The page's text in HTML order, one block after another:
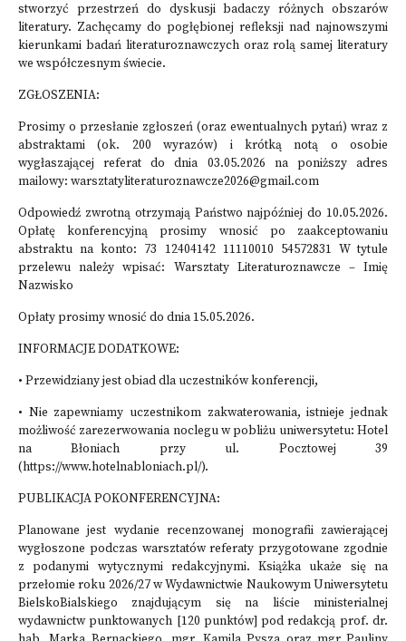
stworzyć przestrzeń do dyskusji badaczy różnych obszarów
literatury. Zachęcamy do pogłębionej refleksji nad najnowszymi
kierunkami badań literaturoznawczych oraz rolą samej literatury
we współczesnym świecie.
ZGŁOSZENIA:
Prosimy o przesłanie zgłoszeń (oraz ewentualnych pytań) wraz z
abstraktami (ok. 200 wyrazów) i krótką notą o osobie
wygłaszającej referat do dnia 03.05.2026 na poniższy adres
mailowy: warsztatyliteraturoznawcze2026@gmail.com
Odpowiedź zwrotną otrzymają Państwo najpóźniej do 10.05.2026.
Opłatę konferencyjną prosimy wnosić po zaakceptowaniu
abstraktu na konto: 73 12404142 11110010 54572831 W tytule
przelewu należy wpisać: Warsztaty Literaturoznawcze – Imię
Nazwisko
Opłaty prosimy wnosić do dnia 15.05.2026.
INFORMACJE DODATKOWE:
• Przewidziany jest obiad dla uczestników konferencji,
• Nie zapewniamy uczestnikom zakwaterowania, istnieje jednak
możliwość zarezerwowania noclegu w pobliżu uniwersytetu: Hotel
na Błoniach przy ul. Pocztowej 39
(https://www.hotelnabloniach.pl/).
PUBLIKACJA POKONFERENCYJNA:
Planowane jest wydanie recenzowanej monografii zawierającej
wygłoszone podczas warsztatów referaty przygotowane zgodnie
z podanymi wytycznymi redakcyjnymi. Książka ukaże się na
przełomie roku 2026/27 w Wydawnictwie Naukowym Uniwersytetu
BielskoBialskiego znajdującym się na liście ministerialnej
wydawnictw punktowanych [120 punktów] pod redakcją prof. dr.